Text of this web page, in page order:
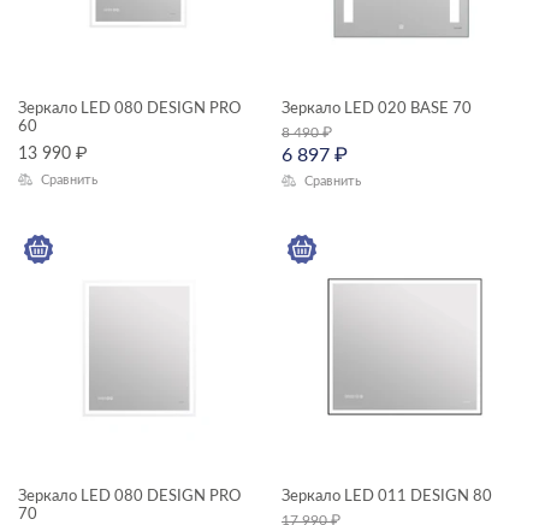
Зеркало LED 080 DESIGN PRO
60
13 990 ₽
Сравнить
Зеркало LED 020 BASE 70
8 490₽
6 897 ₽
Сравнить
Зеркало LED 080 DESIGN PRO
70
Зеркало LED 011 DESIGN 80
17 990₽